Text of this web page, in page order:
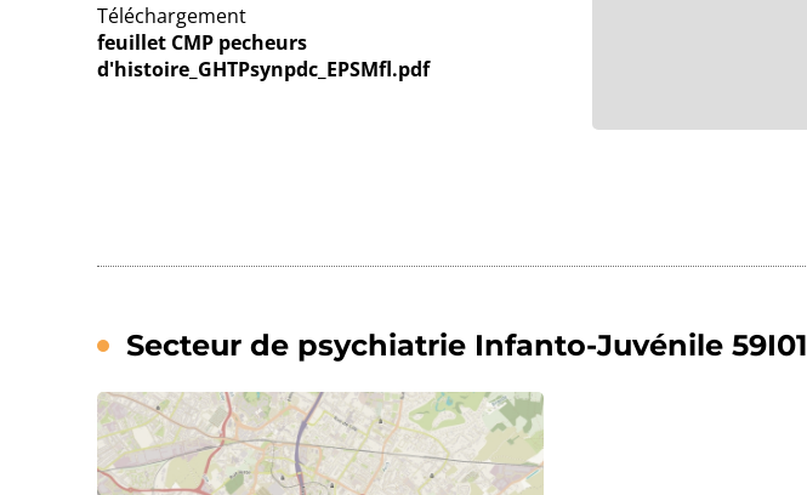
Téléchargement
feuillet CMP pecheurs
d'histoire_GHTPsynpdc_EPSMfl.pdf
Secteur de psychiatrie Infanto-Juvénile 59I01